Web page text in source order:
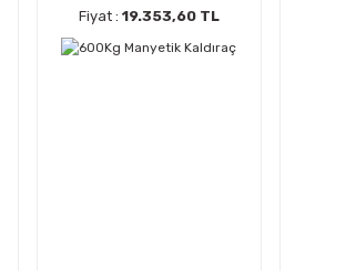
Fiyat : 19.353,60 TL